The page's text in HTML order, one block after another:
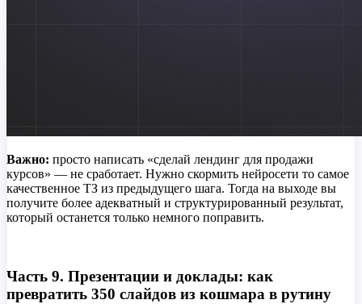
Важно: просто написать «сделай лендинг для продажи
курсов» — не сработает. Нужно скормить нейросети то самое
качественное ТЗ из предыдущего шага. Тогда на выходе вы
получите более адекватный и структурированный результат,
который останется только немного поправить.
Часть 9. Презентации и доклады: как
превратить 350 слайдов из кошмара в рутину